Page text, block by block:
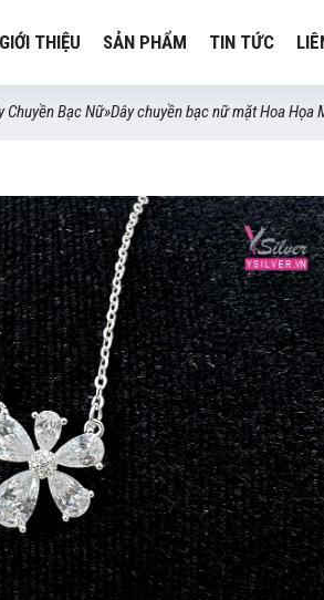
GIỚI THIỆU SẢN PHẨM TIN TỨC
Chuyền Bạc Nữ»Dây chuyền bạc nữ mặt Hoa Họa